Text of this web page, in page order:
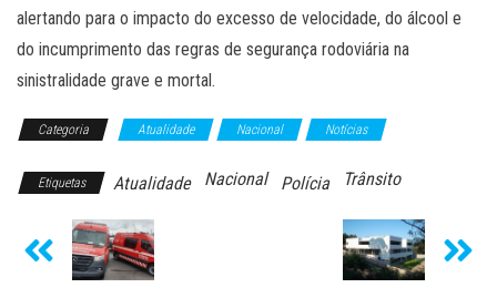
alertando para o impacto do excesso de velocidade, do álcool e
do incumprimento das regras de segurança rodoviária na
sinistralidade grave e mortal.
Categoria Atualidade Nacional Notícias
Etiquetas Atualidade Nacional Polícia Trânsito